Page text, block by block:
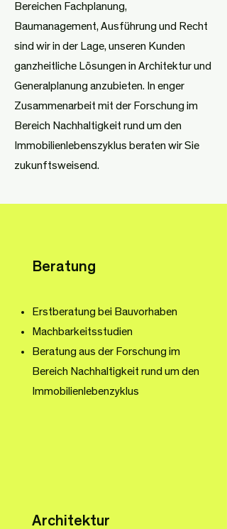
Bereichen Fachplanung,
Baumanagement, Ausführung und Recht
sind wir in der Lage, unseren Kunden
ganzheitliche Lösungen in Architektur und
Generalplanung anzubieten. In enger
Zusammenarbeit mit der Forschung im
Bereich Nachhaltigkeit rund um den
Immobilienlebenszyklus beraten wir Sie
zukunftsweisend.
Beratung
Erstberatung bei Bauvorhaben
Machbarkeitsstudien
Beratung aus der Forschung im
Bereich Nachhaltigkeit rund um den
Immobilienlebenzyklus
Architektur